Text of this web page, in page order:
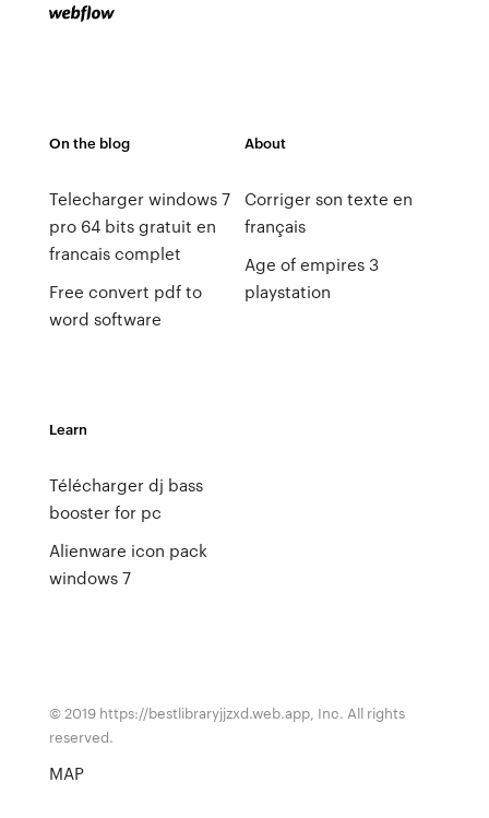
On the blog
Telecharger windows 7
pro 64 bits gratuit en
francais complet
Free convert pdf to
word software
About
Corriger son texte en
français
Age of empires 3
playstation
Learn
Télécharger dj bass
booster for pc
Alienware icon pack
windows 7
© 2019 https://bestlibraryjjzxd.web.app, Inc. All rights
reserved.
MAP